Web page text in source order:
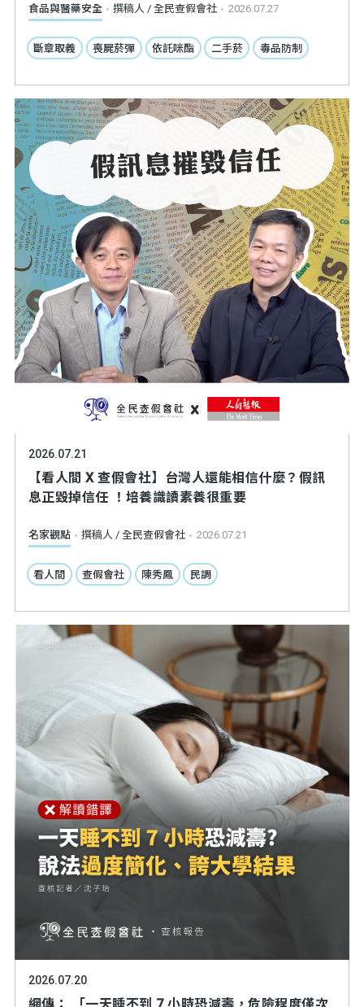
食品與醫藥安全 撰稿人 / 全民查假會社 2026.07.27
斷章取義 喪屍菸彈 依託咪酯 二手菸 毒品防制
2026.07.21
【看人間 X 查假會社】台灣人還能相信什麼？假訊
息正毀掉信任 ！培養識讀素養很重要
名家觀點 撰稿人 / 全民查假會社 2026.07.21
看人間 查假會社 陳秀鳳 民調
2026.07.20